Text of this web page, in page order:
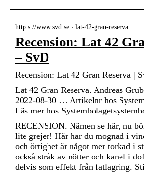
http s://www.svd.se › lat-42-gran-reserva
Recension: Lat 42
– SvD
Recension: Lat 42 Gran Reserva |
Lat 42 Gran Reserva. Andreas
2022-08-30 … Artikelnr hos
Läs mer hos
RECENSION. Nämen se här, nu
lite grejer! Här har du mognad i
och örtighet är något mer torkad i
också stråk av nötter och kanel i
delvis som effekt från fatlagring.